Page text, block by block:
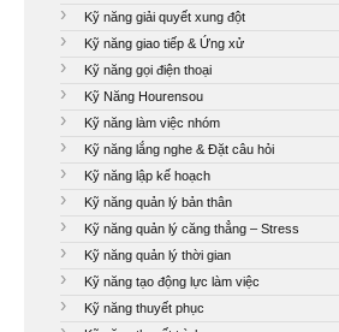
Kỹ năng giải quyết xung đột
Kỹ năng giao tiếp & Ứng xử
Kỹ năng gọi điện thoại
Kỹ Năng Hourensou
Kỹ năng làm việc nhóm
Kỹ năng lắng nghe & Đặt câu hỏi
Kỹ năng lập kế hoạch
Kỹ năng quản lý bản thân
Kỹ năng quản lý căng thẳng – Stress
Kỹ năng quản lý thời gian
Kỹ năng tạo động lực làm việc
Kỹ năng thuyết phục